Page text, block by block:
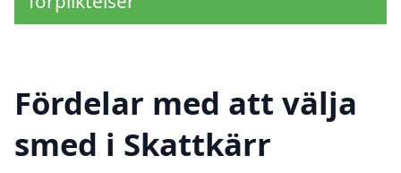
Fördelar med att välja
smed i Skattkärr